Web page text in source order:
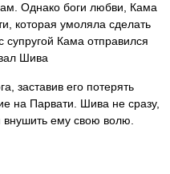
Однако боги любви, Кама
которая умоляла сделать
Кама отправился
Шива
заставив его потерять
на Парвати. Шива не сразу,
внушить ему свою волю.